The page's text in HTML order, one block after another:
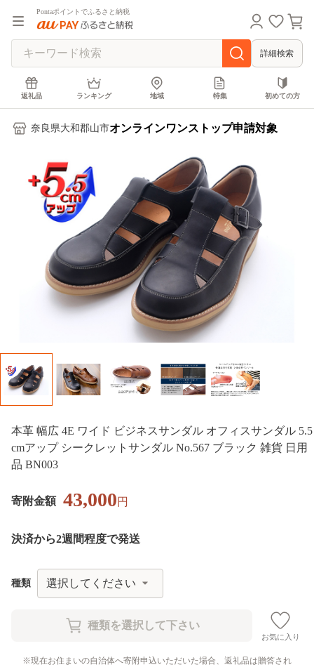
Pontaポイントでふるさと納税
詳細検索
返礼品 ランキング 地域 特集 初めての方
奈良県大和郡山市オンラインワンストップ申請対象
本革 幅広 4E ワイド ビジネスサンダル オフィスサンダル 5.5
cmアップ シークレットサンダル No.567 ブラック 雑貨 日用
品 BN003
寄附金額 43,000円
決済から2週間程度で発送
種類
お気に入り
現在お住まいの自治体へ寄附申込いただいた場合、返礼品は贈答され